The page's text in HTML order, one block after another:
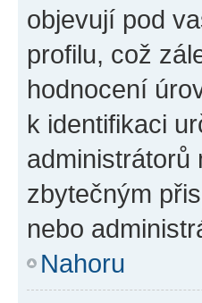
objevují pod
profilu, což
hodnocení
k identifikaci
administrátorů
zbytečným
nebo
Nahoru